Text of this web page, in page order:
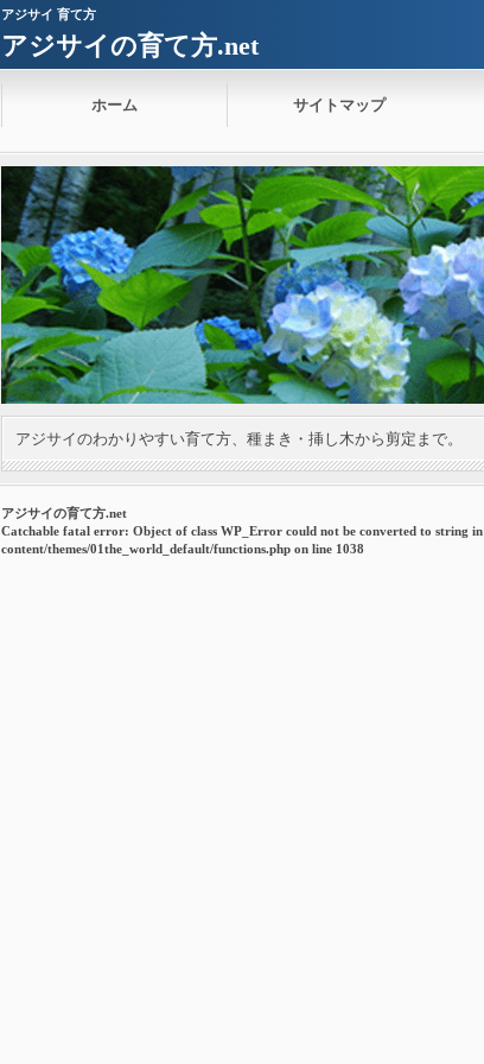
アジサイ 育て方
アジサイの育て方.net
ホーム サイトマップ
アジサイのわかりやすい育て方、種まき・挿し木から剪定まで。
アジサイの育て方.net
Catchable fatal error: Object of class WP_Error could not be converted to string in
content/themes/01the_world_default/functions.php on line 1038